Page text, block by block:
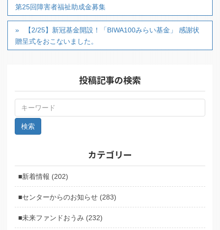
第25回障害者福祉助成金募集
【2/25】新冠基金開設！「BIWA100みらい基金」 感謝状
贈呈式をおこないました。
投稿記事の検索
カテゴリー
■新着情報 (202)
■センターからのお知らせ (283)
■未来ファンドおうみ (232)